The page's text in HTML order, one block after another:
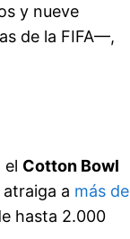
y nueve
de la FIFA—,
el Cotton Bowl
a más de
hasta 2.000